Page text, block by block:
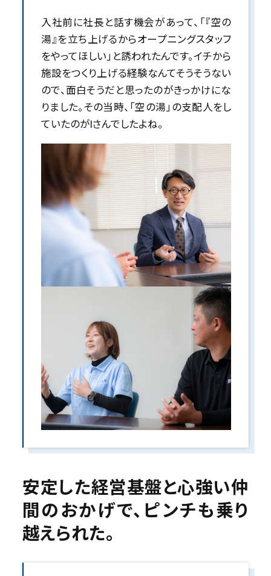
入社前に社長と話す機会があって、「『空の
湯』を立ち上げるからオープニングスタッフ
をやってほしい」と誘われたんです。イチから
施設をつくり上げる経験なんてそうそうない
ので、面白そうだと思ったのがきっかけにな
りました。その当時、「空の湯」の支配人をし
ていたのがIさんでしたよね。
安定した経営基盤と心強い仲
間のおかげで、 ピンチも乗り
越えられた。